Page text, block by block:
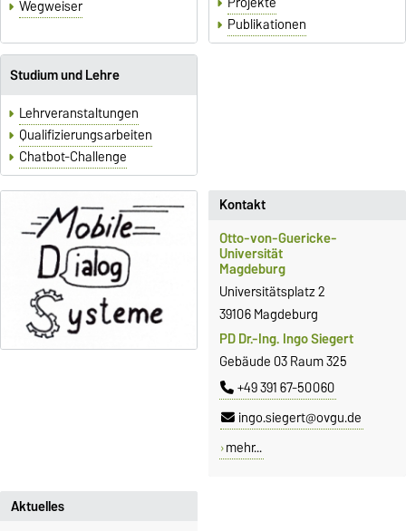
Wegweiser
Publikationen
Studium und Lehre
Lehrveranstaltungen
Qualifizierungsarbeiten
Chatbot-Challenge
Aktuelles
Kontakt
Otto-von-Guericke-
Universität
Magdeburg
Universitätsplatz 2
39106 Magdeburg
PD Dr.-Ing. Ingo Siegert
Gebäude 03 Raum 325
+49 391 67-50060
ingo.siegert@ovgu.de
mehr...